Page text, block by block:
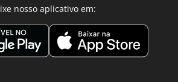
nosso aplicativo em: